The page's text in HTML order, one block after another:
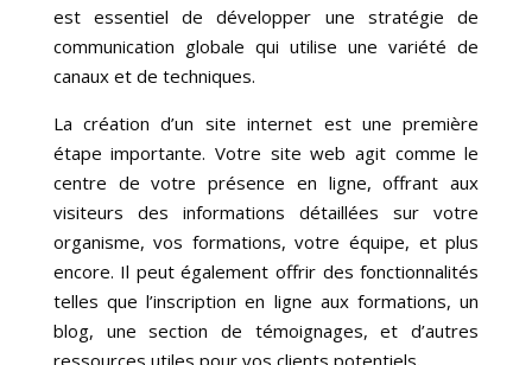
est essentiel de développer une stratégie de
communication globale qui utilise une variété de
canaux et de techniques.
La création d’un site internet est une première
étape importante. Votre site web agit comme le
centre de votre présence en ligne, offrant aux
visiteurs des informations détaillées sur votre
organisme, vos formations, votre équipe, et plus
encore. Il peut également offrir des fonctionnalités
telles que l’inscription en ligne aux formations, un
blog, une section de témoignages, et d’autres
ressources utiles pour vos clients potentiels.